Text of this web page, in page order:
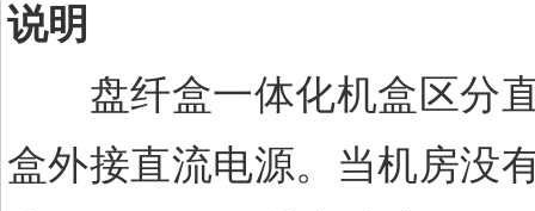
说明
盘纤盒一体化机盒区分直
盒外接直流电源。当机房没